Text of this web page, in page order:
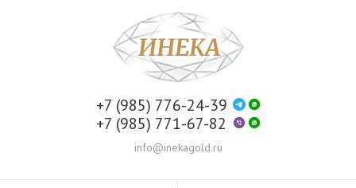
+7 (985) 776-24-39
+7 (985) 771-67-82
info@inekagold.ru